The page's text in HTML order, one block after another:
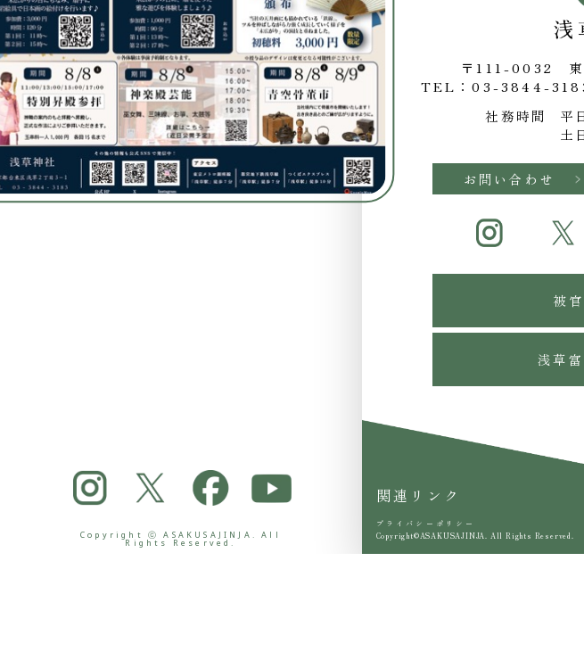
Copyright ⓒ ASAKUSAJINJA. All
Rights Reserved.
〒111-0032 東
TEL：03-3844-
社務時間
平
土
お問い合わせ
被
浅草
関連リンク
プライバシーポリシー
Copyright©ASAKUSAJINJA. All Rights Reserved.